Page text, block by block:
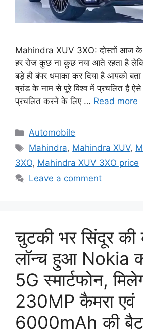
Mahindra XUV 3XO: दोस्तों आज के
हर रोज कुछ ना कुछ नया आते रहता है
बड़े ही बंपर धमाका कर दिया है आपको
ब्रांड के नाम से पूरे विश्व में प्रचलित है ऐसे
प्रचलित करने के लिए … Read more
Categories
Automobile
Tags
Mahindra, Mahindra XUV,
3XO, Mahindra XUV 3XO price
Leave a comment
चुटकी भर सिंदूर की
लॉन्च हुआ Nokia
5G स्मार्टफोन,
230MP कैमरा एवं
6000mAh की